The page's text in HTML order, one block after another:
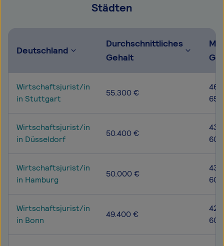
Städten
Deutschland
Durchschnittliches
Gehalt
Wirtschaftsjurist/in
in Stuttgart
55.300 €
Wirtschaftsjurist/in
in Düsseldorf
50.400 €
Wirtschaftsjurist/in
in Hamburg
50.000 €
Wirtschaftsjurist/in
in Bonn
49.400 €